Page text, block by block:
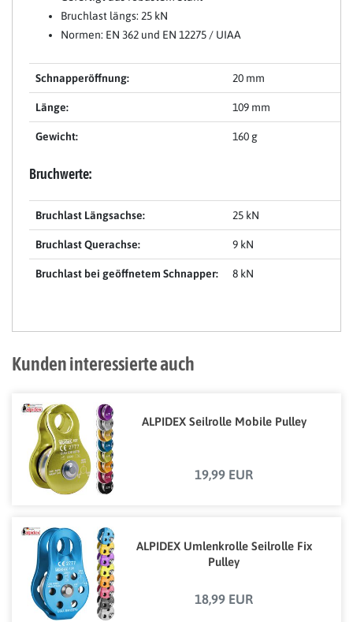
Bruchlast längs: 25 kN
Normen: EN 362 und EN 12275 / UIAA
Schnapperöffnung: 20 mm
Länge: 109 mm
Gewicht: 160 g
Bruchwerte:
Bruchlast Längsachse: 25 kN
Bruchlast Querachse: 9 kN
Bruchlast bei geöffnetem Schnapper: 8 kN
Kunden interessierte auch
ALPIDEX Seilrolle Mobile Pulley
19,99 EUR
ALPIDEX Umlenkrolle Seilrolle Fix
Pulley
18,99 EUR